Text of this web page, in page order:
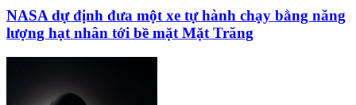
NASA dự định đưa một xe tự hành chạy bằng năng
lượng hạt nhân tới bề mặt Mặt Trăng